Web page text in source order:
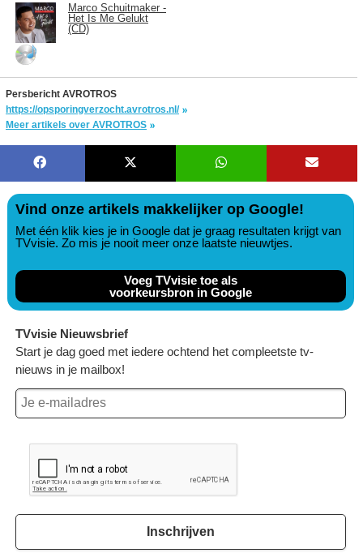
Marco Schuitmaker -
Het Is Me Gelukt
(CD)
Persbericht AVROTROS
https://opsporingverzocht.avrotros.nl/
Meer artikels over AVROTROS
Vind onze artikels makkelijker op Google!
Met één klik kies je in Google dat je graag resultaten krijgt van
TVvisie. Zo mis je nooit meer onze laatste nieuwtjes.
Voeg TVvisie toe als
voorkeursbron in Google
TVvisie Nieuwsbrief
Start je dag goed met iedere ochtend het compleetste tv-
nieuws in je mailbox!
Inschrijven